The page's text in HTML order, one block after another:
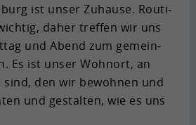
ist unser Zu­hau­se. Rou­ti­
daher tref­fen wir uns
und Abend zum ge­mein­
Es ist unser Wohn­ort, an
sind, den wir be­woh­nen und
und ge­stal­ten, wie es uns